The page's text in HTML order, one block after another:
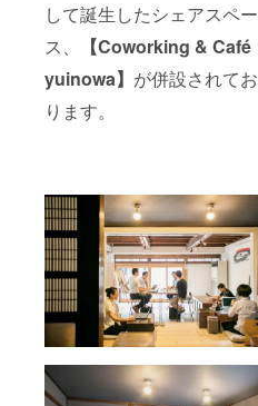
して誕生したシェアスペー
ス、
【Coworking & Café
yuinowa】 が併設されてお
ります。